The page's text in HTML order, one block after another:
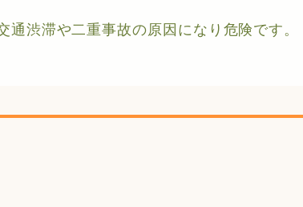
渋滞や二重事故の原因になり危険です。